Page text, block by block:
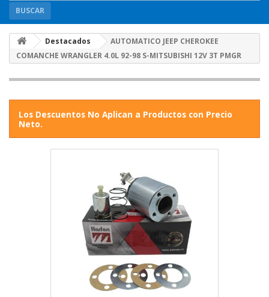
BUSCAR
Destacados
AUTOMATICO JEEP CHEROKEE
COMANCHE WRANGLER 4.0L 92-98 S-MITSUBISHI 12V 3T PMGR
Los Descuentos No Aplican a Productos con Precio
Neto.